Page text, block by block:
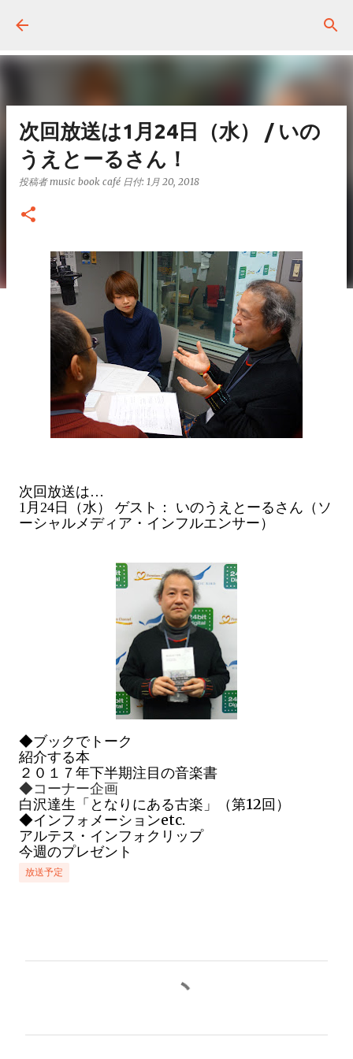
次回放送は1月24日（水） / いの
うえとーるさん！
投稿者music book café 日付: 1月 20, 2018
次回放送は…
1月24日（水） ゲスト： いのうえとーるさん（ソ
ーシャルメディア・インフルエンサー）
◆ブックでトーク
紹介する本
２０１７年下半期注目の音楽書
◆コーナー企画
白沢達生「となりにある古楽」（第12回）
◆インフォメーシ ョンetc.
アルテス・インフォクリップ
今週のプレゼント
放送予定